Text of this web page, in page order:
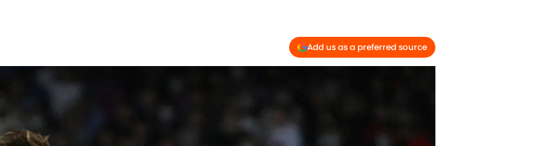
Add us as a preferred source